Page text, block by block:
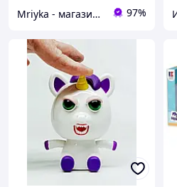
Mriyka - магазин товаров для дома и подарков 97%